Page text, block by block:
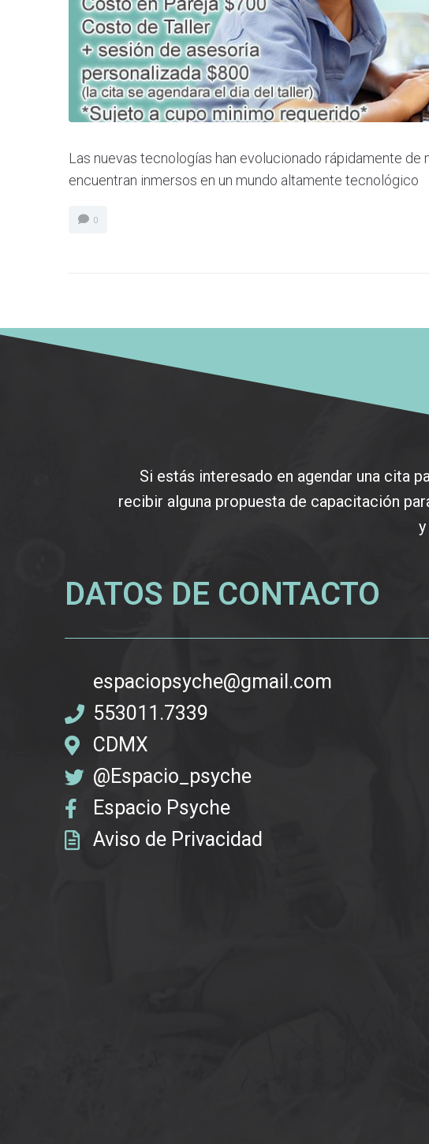
Las nuevas tecnologías han evolucionado rápidamente de
encuentran inmersos en un mundo altamente tecnológico
0
Si estás interesado en agendar una cita
recibir alguna propuesta de capacitación
DATOS DE CONTACTO
espaciopsyche@gmail.com
553011.7339
CDMX
@Espacio_psyche
Espacio Psyche
Aviso de Privacidad